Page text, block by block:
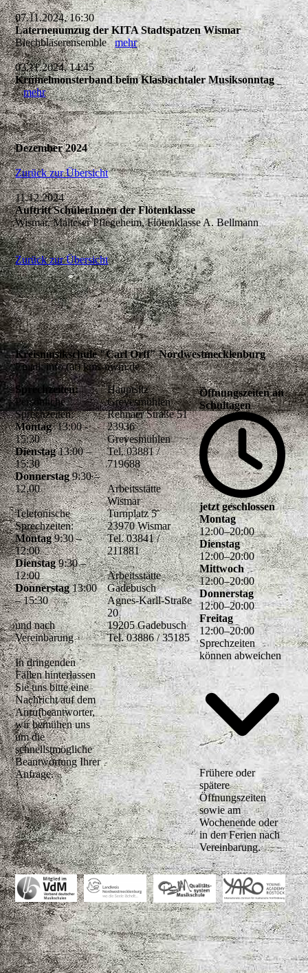
07.11.2024, 16:30
Laternenumzug der KITA Stadtspatzen Wismar
Blechbläserensemblemehr
03.11.2024, 14:45
Krümelmonsterband beim Klasbachtaler Musiksonntag
mehr
Dezember 2024
Zurück zur Übersicht
11.12.2024
Auftritt SchülerInnen der Flötenklasse
Wismar, Malteser Pflegeheim, Flötenklasse A. Bellmann
Zurück zur Übersicht
Kreismusikschule "Carl Orff" Nordwestmecklenburg
Email: info (at) kms-nwm.de
Sprechzeiten:
Persönliche
Sprechzeiten:
Montag13:00 -
15:30
Dienstag13:00 –
15:30
Donnerstag9:30 –
12.00
Telefonische
Sprechzeiten:
Montag9:30 –
12:00
Dienstag9:30 –
12:00
Donnerstag13:00
– 15:30
und nach
Vereinbarung
In dringenden
Fällen hinterlassen
Sie uns bitte eine
Nachricht auf dem
Anrufbeantworter,
wir bemühen uns
um die
schnellstmögliche
Beantwortung Ihrer
Anfrage.
Hauptsitz
Grevesmühlen
Rehnaer Straße 51
23936
Grevesmühlen
Tel. 03881 /
719688
Arbeitsstätte
Wismar
Turnplatz 5
23970 Wismar
Tel. 03841 /
211881
Arbeitsstätte
Gadebusch
Agnes-Karll-Straße
20
19205 Gadebusch
Tel. 03886 / 35185
Öffnungszeiten an
Schultagen
jetzt geschlossen
Montag
12:00–20:00
Dienstag
12:00–20:00
Mittwoch
12:00–20:00
Donnerstag
12:00–20:00
Freitag
12:00–20:00
Sprechzeiten
können abweichen
Frühere oder
spätere
Öffnungszeiten
sowie am
Wochenende oder
in den Ferien nach
Vereinbarung.